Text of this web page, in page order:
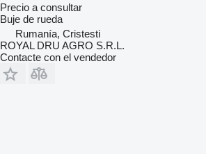
Precio a consultar
Buje de rueda
Rumanía, Cristesti
ROYAL DRU AGRO S.R.L.
Contacte con el vendedor